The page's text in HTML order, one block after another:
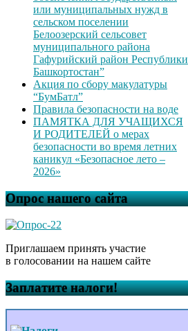
или муниципальных нужд в
сельском поселении
Белоозерский сельсовет
муниципального района
Гафурийский район Республики
Башкортостан”
Акция по сбору макулатуры
“БумБатл”
Правила безопасности на воде
ПАМЯТКА ДЛЯ УЧАЩИХСЯ
И РОДИТЕЛЕЙ о мерах
безопасности во время летних
каникул «Безопасное лето –
2026»
Опрос нашего сайта
Приглашаем принять участие
в голосовании на нашем сайте
Заплатите налоги!